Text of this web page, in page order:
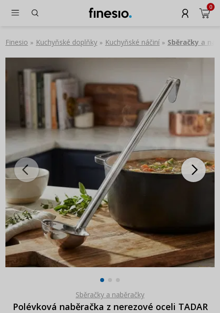
0
Finesio » Kuchyňské doplňky » Kuchyňské náčiní » Sběračky a
Sběračky a naběračky
Polévková naběračka z nerezové oceli TADAR